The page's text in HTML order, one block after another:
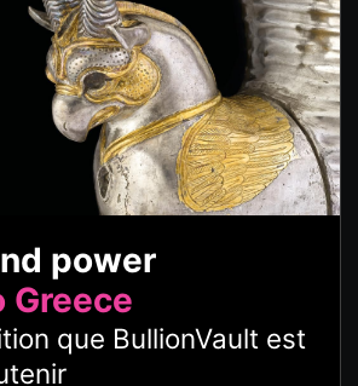
power
Greece
que BullionVault est